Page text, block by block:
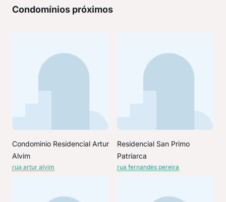
Condomínios próximos
Condominio Residencial Artur
Alvim
rua artur alvim
Residencial San Primo
Patriarca
rua fernandes pereira